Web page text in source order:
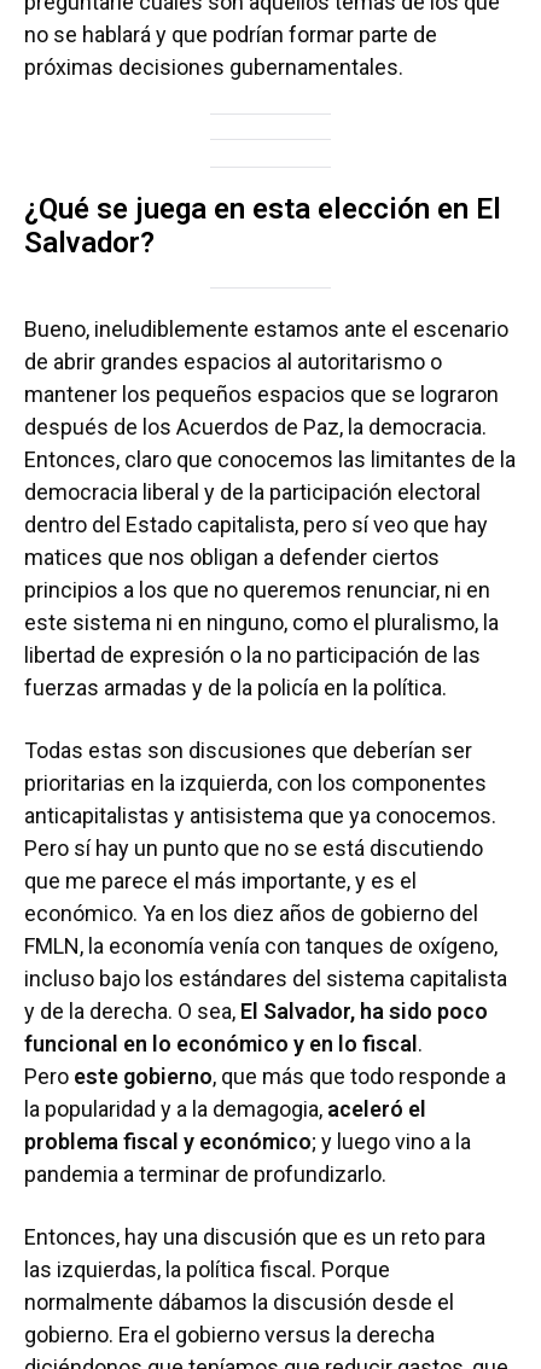
no se hablará y que podrían formar parte de
próximas decisiones gubernamentales.
¿Qué se juega en esta elección en El
Salvador?
Bueno, ineludiblemente estamos ante el escenario
de abrir grandes espacios al autoritarismo o
mantener los pequeños espacios que se lograron
después de los Acuerdos de Paz, la democracia.
Entonces, claro que conocemos las limitantes de la
democracia liberal y de la participación electoral
dentro del Estado capitalista, pero sí veo que hay
matices que nos obligan a defender ciertos
principios a los que no queremos renunciar, ni en
este sistema ni en ninguno, como el pluralismo, la
libertad de expresión o la no participación de las
fuerzas armadas y de la policía en la política.
Todas estas son discusiones que deberían ser
prioritarias en la izquierda, con los componentes
anticapitalistas y antisistema que ya conocemos.
Pero sí hay un punto que no se está discutiendo
que me parece el más importante, y es el
económico. Ya en los diez años de gobierno del
FMLN, la economía venía con tanques de oxígeno,
incluso bajo los estándares del sistema capitalista
y de la derecha. O sea, El Salvador, ha sido poco
funcional en lo económico y en lo fiscal.
Pero este gobierno, que más que todo responde a
la popularidad y a la demagogia, aceleró el
problema fiscal y económico; y luego vino a la
pandemia a terminar de profundizarlo.
Entonces, hay una discusión que es un reto para
las izquierdas, la política fiscal. Porque
normalmente dábamos la discusión desde el
gobierno. Era el gobierno versus la derecha